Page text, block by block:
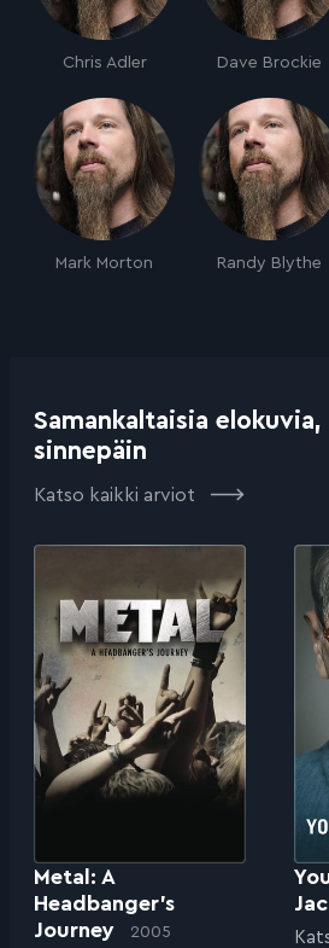
Chris Adler Dave Brockie
Mark Morton Randy Blythe
Samankaltaisia
sinnepäin
Katso kaikki arviot
Metal: A
Headbanger’s
Journey
2005